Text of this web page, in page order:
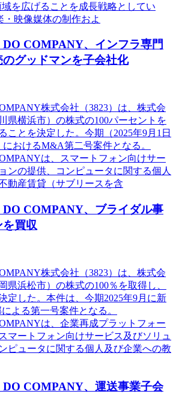
を広げることを成長戦略としてい
・映像媒体の制作およ
COMPANY、インフラ専門
グッドマンを子会社化
株式会社（3823）は、株式会
県横浜市）の株式の100パーセントを
ことを決定した。今期（2025年9月1日
におけるM&A第二号案件となる。
は、スマートフォン向けサー
ンの提供、コンピュータに関する個人
動産賃貸（サブリースを含
COMPANY、ブライダル事
買収
株式会社（3823）は、株式会
県浜松市）の株式の100％を取得し、
定した。本件は、今期2025年9月に新
よる第一号案件となる。
は、企業再成プラットフォー
マートフォン向けサービス及びソリュ
ピュータに関する個人及び企業への教
COMPANY、運送事業子会